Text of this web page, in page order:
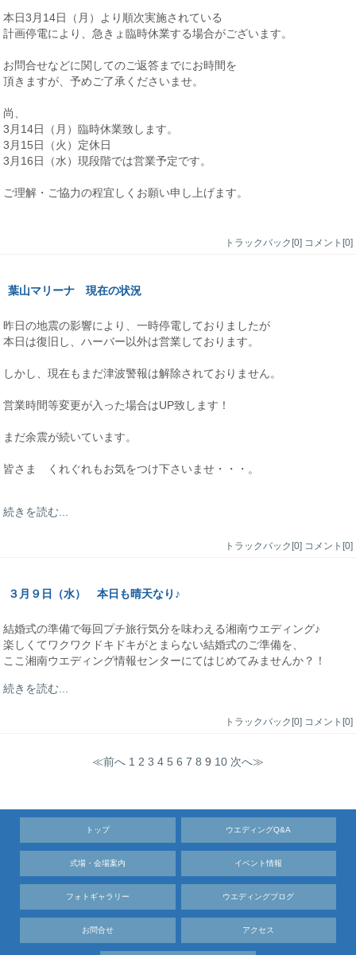
本日3月14日（月）より順次実施されている
計画停電により、急きょ臨時休業する場合がございます。
お問合せなどに関してのご返答までにお時間を
頂きますが、予めご了承くださいませ。
尚、
3月14日（月）臨時休業致します。
3月15日（火）定休日
3月16日（水）現段階では営業予定です。
ご理解・ご協力の程宜しくお願い申し上げます。
トラックバック[0] コメント[0]
葉山マリーナ 現在の状況
昨日の地震の影響により、一時停電しておりましたが
本日は復旧し、ハーバー以外は営業しております。
しかし、現在もまだ津波警報は解除されておりません。
営業時間等変更が入った場合はUP致します！
まだ余震が続いています。
皆さま くれぐれもお気をつけ下さいませ・・・。
続きを読む...
トラックバック[0] コメント[0]
３月９日（水） 本日も晴天なり♪
結婚式の準備で毎回プチ旅行気分を味わえる湘南ウエディング♪
楽しくてワクワクドキドキがとまらない結婚式のご準備を、
ここ湘南ウエディング情報センターにてはじめてみませんか？！
続きを読む...
トラックバック[0] コメント[0]
≪前へ 1 2 3 4 5 6 7 8 9 10 次へ≫
トップ ウエディングQ&A
式場・会場案内 イベント情報
フォトギャラリー ウエディングブログ
お問合せ アクセス